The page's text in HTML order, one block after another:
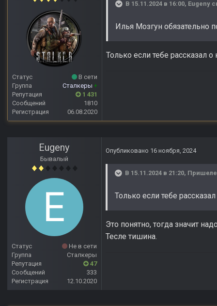
Статус
В сети
Группа
Сталкеры +
Репутация
1 431
Сообщений
1810
Регистрация
06.08.2020
В 15.11.2024 в 16:00, Eugeny
Илья Мозгун обязательно
Только если тебе рассказал
Eugeny
Бывалый
Статус
Не в сети
Группа
Сталкеры
Репутация
47
Сообщений
333
Регистрация
12.10.2020
Опубликовано 16 ноября, 2024
В 15.11.2024 в 21:20,
Только если тебе
Это понятно, тогда значит
Тесле тишина.